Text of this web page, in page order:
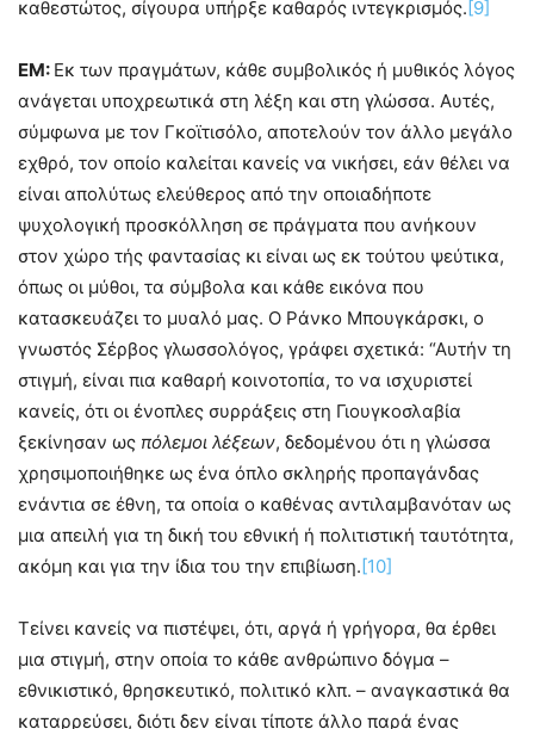
καθεστώτος, σίγουρα υπήρξε καθαρός ιντεγκρισμός. [9]
ΕΜ: Εκ των πραγμάτων, κάθε συμβολικός ή μυθικός λόγος
ανάγεται υποχρεωτικά στη λέξη και στη γλώσσα. Αυτές,
σύμφωνα με τον Γκοϊτισόλο, αποτελούν τον άλλο μεγάλο
εχθρό, τον οποίο καλείται κανείς να νικήσει, εάν θέλει να
είναι απολύτως ελεύθερος από την οποιαδήποτε
ψυχολογική προσκόλληση σε πράγματα που ανήκουν
στον χώρο τής φαντασίας κι είναι ως εκ τούτου ψεύτικα,
όπως οι μύθοι, τα σύμβολα και κάθε εικόνα που
κατασκευάζει το μυαλό μας. Ο Ράνκο Μπουγκάρσκι, ο
γνωστός Σέρβος γλωσσολόγος, γράφει σχετικά: “Αυτήν τη
στιγμή, είναι πια καθαρή κοινοτοπία, το να ισχυριστεί
κανείς, ότι οι ένοπλες συρράξεις στη Γιουγκοσλαβία
ξεκίνησαν ως πόλεμοι λέξεων, δεδομένου ότι η γλώσσα
χρησιμοποιήθηκε ως ένα όπλο σκληρής προπαγάνδας
ενάντια σε έθνη, τα οποία ο καθένας αντιλαμβανόταν ως
μια απειλή για τη δική του εθνική ή πολιτιστική ταυτότητα,
ακόμη και για την ίδια του την επιβίωση. [10]
Τείνει κανείς να πιστέψει, ότι, αργά ή γρήγορα, θα έρθει
μια στιγμή, στην οποία το κάθε ανθρώπινο δόγμα –
εθνικιστικό, θρησκευτικό, πολιτικό κλπ. – αναγκαστικά θα
καταρρεύσει, διότι δεν είναι τίποτε άλλο παρά ένας